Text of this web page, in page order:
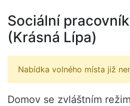
Sociální
(Krásná Lípa)
Nabídka volného místa již
Domov se zvláštním